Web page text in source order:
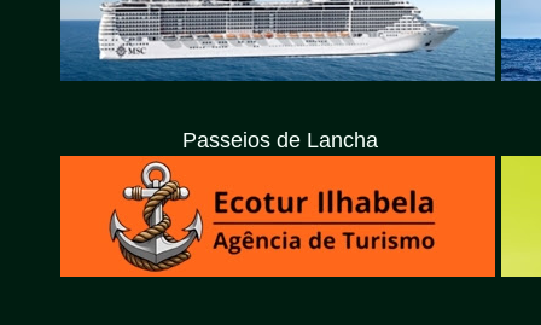
Passeios de Lancha